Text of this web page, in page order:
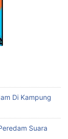
Di Kampung
Suara